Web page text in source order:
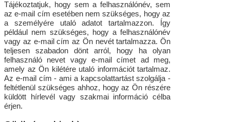
Tájékoztatjuk, hogy sem a felhasználónév, sem
az e-mail cím esetében nem szükséges, hogy az
a személyére utaló adatot tartalmazzon. Így
például nem szükséges, hogy a felhasználónév
vagy az e-mail cím az Ön nevét tartalmazza. Ön
teljesen szabadon dönt arról, hogy ha olyan
felhasználó nevet vagy e-mail címet ad meg,
amely az Ön kilétére utaló információt tartalmaz.
Az e-mail cím - ami a kapcsolattartást szolgálja -
feltétlenül szükséges ahhoz, hogy az Ön részére
küldött hírlevél vagy szakmai információ célba
érjen.